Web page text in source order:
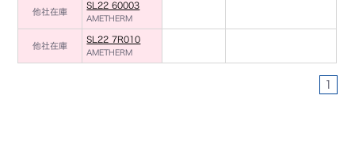
他社在庫
SL22 60003
AMETHERM
他社在庫
SL22 7R010
AMETHERM
1